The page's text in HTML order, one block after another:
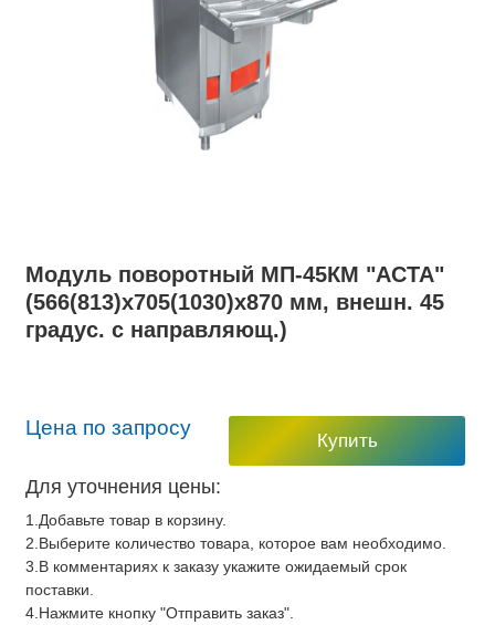
Модуль поворотный МП-45КМ "АСТА"
(566(813)x705(1030)x870 мм, внешн. 45
градус. с направляющ.)
Цена по запросу
Купить
Для уточнения цены:
1.Добавьте товар в корзину.
2.Выберите количество товара, которое вам необходимо.
3.В комментариях к заказу укажите ожидаемый срок
поставки.
4.Нажмите кнопку "Отправить заказ".